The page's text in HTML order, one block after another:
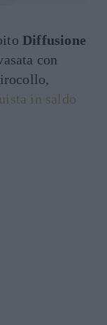
Diffusione
con
in saldo